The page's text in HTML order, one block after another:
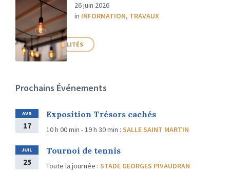
26 juin 2026
in INFORMATION, TRAVAUX
PLUS D'ACTUALITÉS
Prochains Événements
AVR
17
Exposition Trésors cachés
10 h 00 min - 19 h 30 min : SALLE SAINT MARTIN
JUIL
25
Tournoi de tennis
Toute la journée : STADE GEORGES PIVAUDRAN